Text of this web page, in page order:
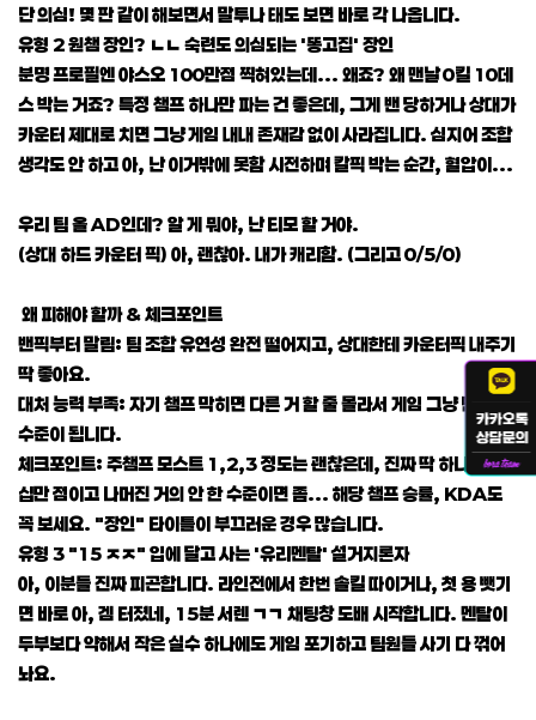
단 의심! 몇 판 같이 해보면서 말투나 태도 보면 바로 각 나옵니다.
유형 2 원챔 장인? ㄴㄴ 숙련도 의심되는 '똥고집' 장인
분명 프로필엔 야스오 100만점 찍혀있는데... 왜죠? 왜 맨날 0킬 10데
스 박는 거죠? 특정 챔프 하나만 파는 건 좋은데, 그게 밴 당하거나 상대가
카운터 제대로 치면 그냥 게임 내내 존재감 없이 사라집니다. 심지어 조합
생각도 안 하고 아, 난 이거밖에 못함 시전하며 칼픽 박는 순간, 혈압이...
우리 팀 올 AD인데? 알 게 뭐야, 난 티모 할 거야.
(상대 하드 카운터 픽) 아, 괜찮아. 내가 캐리함. (그리고 0/5/0)
왜 피해야 할까 & 체크포인트
밴픽부터 말림: 팀 조합 유연성 완전 떨어지고, 상대한테 카운터픽 내주기
딱 좋아요.
대처 능력 부족: 자기 챔프 막히면 다른 거 할 줄 몰라서 게임 그냥 던지는
수준이 됩니다.
체크포인트: 주챔프 모스트 1,2,3 정도는 괜찮은데, 진짜 딱 하나만 수
십만 점이고 나머진 거의 안 한 수준이면 좀... 해당 챔프 승률, KDA도
꼭 보세요. "장인" 타이틀이 부끄러운 경우 많습니다.
유형 3 "15 ㅈㅈ" 입에 달고 사는 '유리멘탈' 설거지론자
아, 이분들 진짜 피곤합니다. 라인전에서 한번 솔킬 따이거나, 첫 용 뺏기
면 바로 아, 겜 터졌네, 15분 서렌 ㄱㄱ 채팅창 도배 시작합니다. 멘탈이
두부보다 약해서 작은 실수 하나에도 게임 포기하고 팀원들 사기 다 꺾어
놔요.